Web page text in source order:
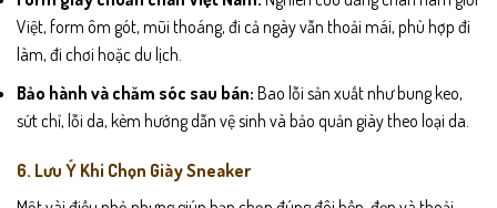
Việt, form ôm gót, mũi thoáng, đi cả ngày vẫn thoải mái, phù hợp đi
làm, đi chơi hoặc du lịch.
Bảo hành và chăm sóc sau bán: Bao lỗi sản xuất như bung keo,
sứt chỉ, lỗi da, kèm hướng dẫn vệ sinh và bảo quản giày theo loại da.
6. Lưu Ý Khi Chọn Giày Sneaker